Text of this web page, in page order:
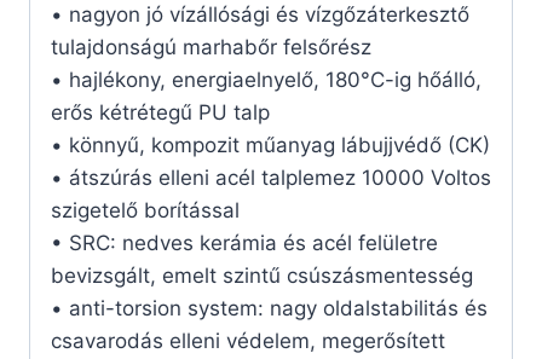
• nagyon jó vízállósági és vízgőzáterkesztő
tulajdonságú marhabőr felsőrész
• hajlékony, energiaelnyelő, 180°C-ig hőálló,
erős kétrétegű PU talp
• könnyű, kompozit műanyag lábujjvédő (CK)
• átszúrás elleni acél talplemez 10000 Voltos
szigetelő borítással
• SRC: nedves kerámia és acél felületre
bevizsgált, emelt szintű csúszásmentesség
• anti-torsion system: nagy oldalstabilitás és
csavarodás elleni védelem, megerősített